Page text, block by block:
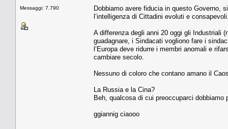
Messaggi: 7.790
Dobbiamo avere fiducia in questo Governo,
l’intelligenza di Cittadini evoluti e
A differenza degli anni 20 oggi gli Industriali
guadagnare, i Sindacati vogliono fare i
l’Europa deve ridurre i membri anomali e
cambiare secolo.
Nessuno di coloro che contano amano il
La Russia e la Cina?
Beh, qualcosa di cui preoccuparci
ggiannig ciaooo